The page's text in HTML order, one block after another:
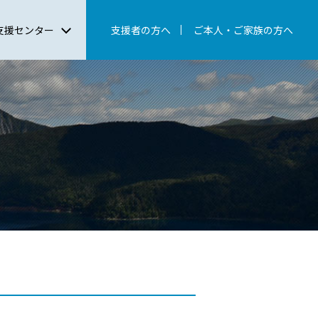
支援者の方へ ご本人・ご家族の方へ
援センター